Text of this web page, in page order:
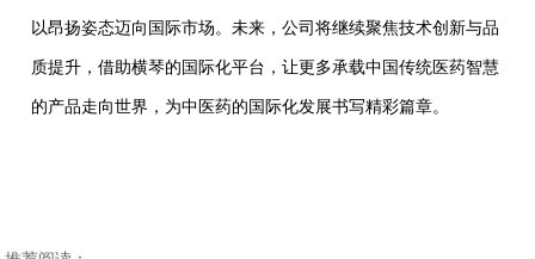
以昂扬姿态迈向国际市场。未来，公司将继续聚焦技术创新与品
质提升，借助横琴的国际化平台，让更多承载中国传统医药智慧
的产品走向世界，为中医药的国际化发展书写精彩篇章。